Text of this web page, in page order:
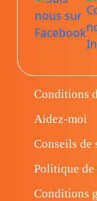
Conditions
Aidez-moi
Conseils de
Politique
Conditions